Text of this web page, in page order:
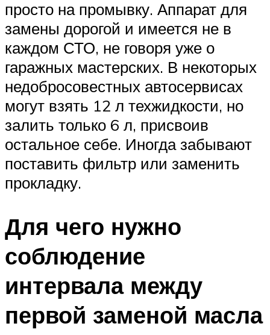
просто на промывку. Аппарат для
замены дорогой и имеется не в
каждом СТО, не говоря уже о
гаражных мастерских. В некоторых
недобросовестных автосервисах
могут взять 12 л техжидкости, но
залить только 6 л, присвоив
остальное себе. Иногда забывают
поставить фильтр или заменить
прокладку.
Для чего нужно
соблюдение
интервала между
первой заменой масла